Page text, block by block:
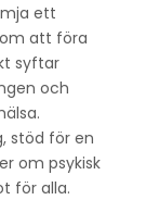
ett
att föra
syftar
och
stöd för en
om psykisk
för alla.